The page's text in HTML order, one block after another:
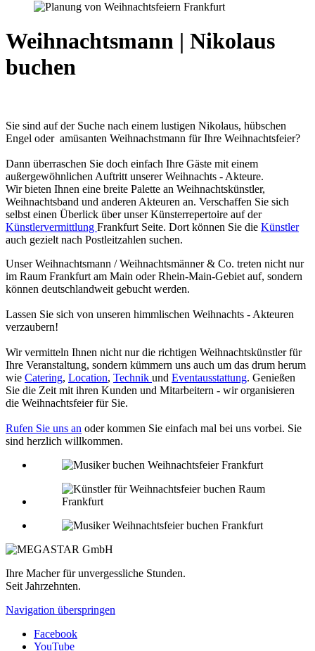
Weihnachtsmann | Nikolaus
buchen
Sie sind auf der Suche nach einem lustigen Nikolaus, hübschen
Engel oder amüsanten Weihnachstmann für Ihre Weihnachtsfeier?
Dann überraschen Sie doch einfach Ihre Gäste mit einem
außergewöhnlichen Auftritt unserer Weihnachts - Akteure.
Wir bieten Ihnen eine breite Palette an Weihnachtskünstler,
Weihnachtsband und anderen Akteuren an. Verschaffen Sie sich
selbst einen Überlick über unser Künsterrepertoire auf der
Künstlervermittlung Frankfurt Seite. Dort können Sie die Künstler
auch gezielt nach Postleitzahlen suchen.
Unser Weihnachtsmann / Weihnachtsmänner & Co. treten nicht nur
im Raum Frankfurt am Main oder Rhein-Main-Gebiet auf, sondern
können deutschlandweit gebucht werden.
Lassen Sie sich von unseren himmlischen Weihnachts - Akteuren
verzaubern!
Wir vermitteln Ihnen nicht nur die richtigen Weihnachtskünstler für
Ihre Veranstaltung, sondern kümmern uns auch um das drum herum
wie Catering, Location, Technik und Eventausstattung. Genießen
Sie die Zeit mit ihren Kunden und Mitarbeitern - wir organisieren
die Weihnachtsfeier für Sie.
Rufen Sie uns an oder kommen Sie einfach mal bei uns vorbei. Sie
sind herzlich willkommen.
Ihre Macher für unvergessliche Stunden.
Seit Jahrzehnten.
Navigation überspringen
Facebook
YouTube